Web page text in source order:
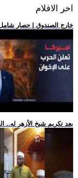
اخر الافلام
.. خارج الصندوق | حصار
.. بعد تكريم شيخ الأزهر